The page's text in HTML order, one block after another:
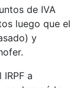
de IVA
luego que el
y
a